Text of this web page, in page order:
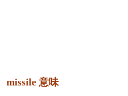
missile 意味